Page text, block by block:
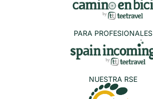
PARA PROFESIONALES
NUESTRA RSE